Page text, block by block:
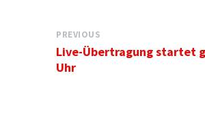
PREVIOUS
Live-Übertragung startet
Uhr